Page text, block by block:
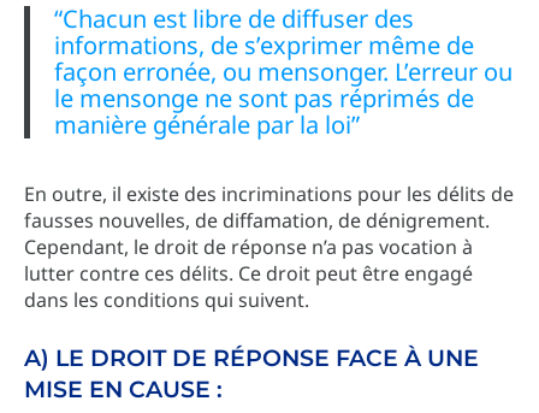
“Chacun est libre de diffuser des
informations, de s’exprimer même de
façon erronée, ou mensonger. L’erreur ou
le mensonge ne sont pas réprimés de
manière générale par la loi”
En outre, il existe des incriminations pour les délits de
fausses nouvelles, de diffamation, de dénigrement.
Cependant, le droit de réponse n’a pas vocation à
lutter contre ces délits. Ce droit peut être engagé
dans les conditions qui suivent.
A) LE DROIT DE RÉPONSE FACE À UNE
MISE EN CAUSE :